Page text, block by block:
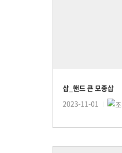
삽_핸드 큰 모종삽
2023-11-01